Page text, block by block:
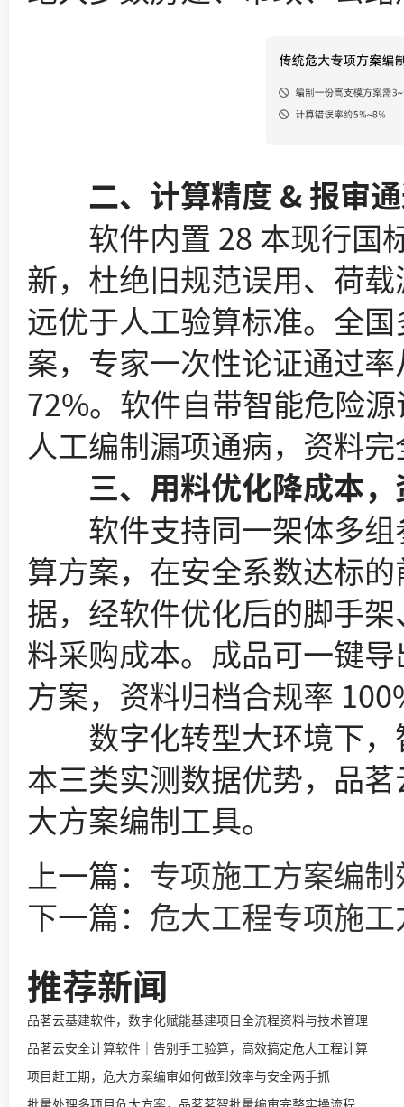
二、计算精度 & 报审通
软件内置 28 本现行国
新，杜绝旧规范误用、荷
远优于人工验算标准。全
案，专家一次性论证通过
72%。软件自带智能危险
人工编制漏项通病，资料
三、用料优化降成本，
软件支持同一架体多组
算方案，在安全系数达标
据，经软件优化后的脚手
料采购成本。成品可一键
方案，资料归档合规率
数字化转型大环境下，
本三类实测数据优势，品
大方案编制工具。
上一篇： 专项施工方案编
下一篇： 危大工程专项施
推荐新闻
品茗云基建软件，数字化赋能基建项目全流程资料与技术管理
品茗云安全计算软件｜告别手工验算，高效搞定危大工程计算
项目赶工期，危大方案编审如何做到效率与安全两手抓
批量处理多项目危大方案，品茗茗智批量编审完整实操流程